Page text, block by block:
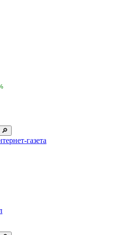
газета